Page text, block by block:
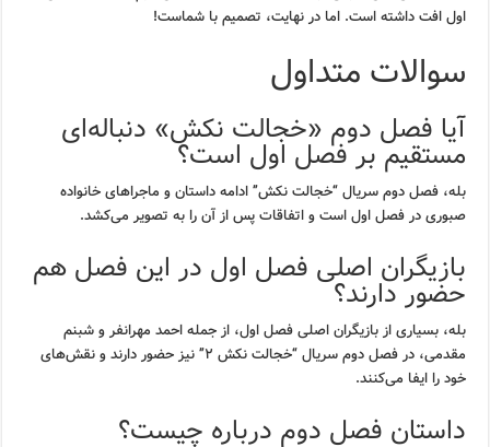
اول افت داشته است. اما در نهایت، تصمیم با شماست!
سوالات متداول
آیا فصل دوم «خجالت نکش» دنباله‌ای
مستقیم بر فصل اول است؟
بله، فصل دوم سریال “خجالت نکش” ادامه داستان و ماجراهای خانواده
صبوری در فصل اول است و اتفاقات پس از آن را به تصویر می‌کشد.
بازیگران اصلی فصل اول در این فصل هم
حضور دارند؟
بله، بسیاری از بازیگران اصلی فصل اول، از جمله احمد مهرانفر و شبنم
مقدمی، در فصل دوم سریال “خجالت نکش ۲” نیز حضور دارند و نقش‌های
خود را ایفا می‌کنند.
داستان فصل دوم درباره چیست؟